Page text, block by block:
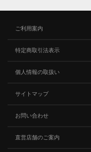
ご利用案内
特定商取引法表示
個人情報の取扱い
サイトマップ
お問い合わせ
直営店舗のご案内